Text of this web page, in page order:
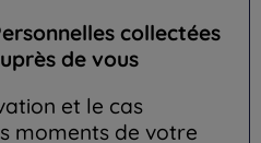
collectées
de vous
et le cas
moments de votre